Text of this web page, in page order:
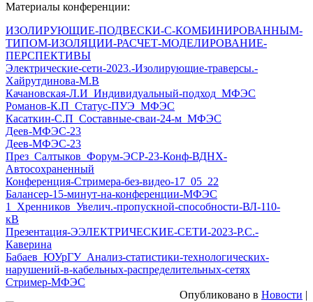
Материалы конференции:
ИЗОЛИРУЮЩИЕ-ПОДВЕСКИ-С-КОМБИНИРОВАННЫМ-
ТИПОМ-ИЗОЛЯЦИИ-РАСЧЕТ-МОДЕЛИРОВАНИЕ-
ПЕРСПЕКТИВЫ
Электрические-сети-2023.-Изолирующие-траверсы.-
Хайрутдинова-М.В
Качановская-Л.И_Индивидуальный-подход_МФЭС
Романов-К.П_Статус-ПУЭ_МФЭС
Касаткин-С.П_Составные-сваи-24-м_МФЭС
Деев-МФЭС-23
Деев-МФЭС-23
През_Салтыков_Форум-ЭСР-23-Конф-ВДНХ-
Автосохраненный
Конференция-Стримера-без-видео-17_05_22
Балансер-15-минут-на-конференции-МФЭС
1_Хренников_Увелич.-пропускной-способности-ВЛ-110-
кВ
Презентация-ЭЭЛЕКТРИЧЕСКИЕ-СЕТИ-2023-Р.С.-
Каверина
Бабаев_ЮУрГУ_Анализ-статистики-технологических-
нарушений-в-кабельных-распределительных-сетях
Стример-МФЭС
Опубликовано в Новости |